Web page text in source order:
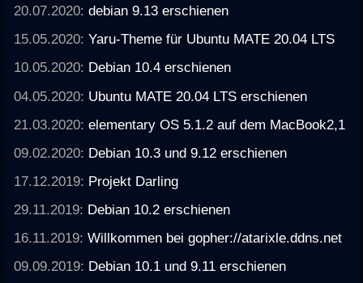
20.07.2020:debian 9.13 erschienen
15.05.2020:Yaru-Theme für Ubuntu MATE 20.04 LTS
10.05.2020: Debian 10.4 erschienen
04.05.2020: Ubuntu MATE 20.04 LTS erschienen
21.03.2020:elementary OS 5.1.2 auf dem MacBook2,1
09.02.2020: Debian 10.3 und 9.12 erschienen
17.12.2019: Projekt Darling
29.11.2019: Debian 10.2 erschienen
16.11.2019:Willkommen bei gopher://atarixle.ddns.net
09.09.2019: Debian 10.1 und 9.11 erschienen